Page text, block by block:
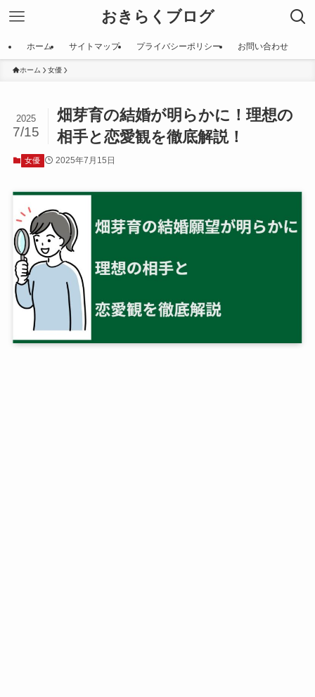
おきらくブログ
ホーム サイトマップ プライバシーポリシー お問い合わせ
ホーム 女優
畑芽育の結婚が明らかに！理想の
相手と恋愛観を徹底解説！
2025
7/15
女優 2025年7月15日